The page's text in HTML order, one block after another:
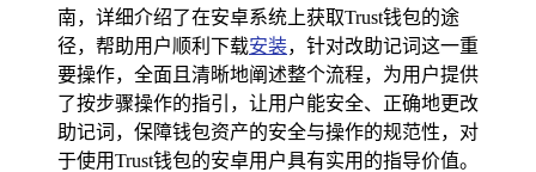
南，详细介绍了在安卓系统上获取Trust钱包的途
径，帮助用户顺利下载安装，针对改助记词这一重
要操作，全面且清晰地阐述整个流程，为用户提供
了按步骤操作的指引，让用户能安全、正确地更改
助记词，保障钱包资产的安全与操作的规范性，对
于使用Trust钱包的安卓用户具有实用的指导价值。